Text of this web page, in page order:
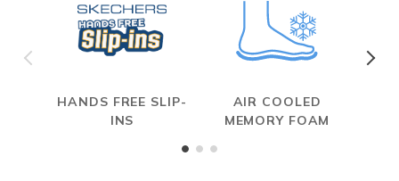
HANDS FREE SLIP-
INS
AIR COOLED
MEMORY FOAM